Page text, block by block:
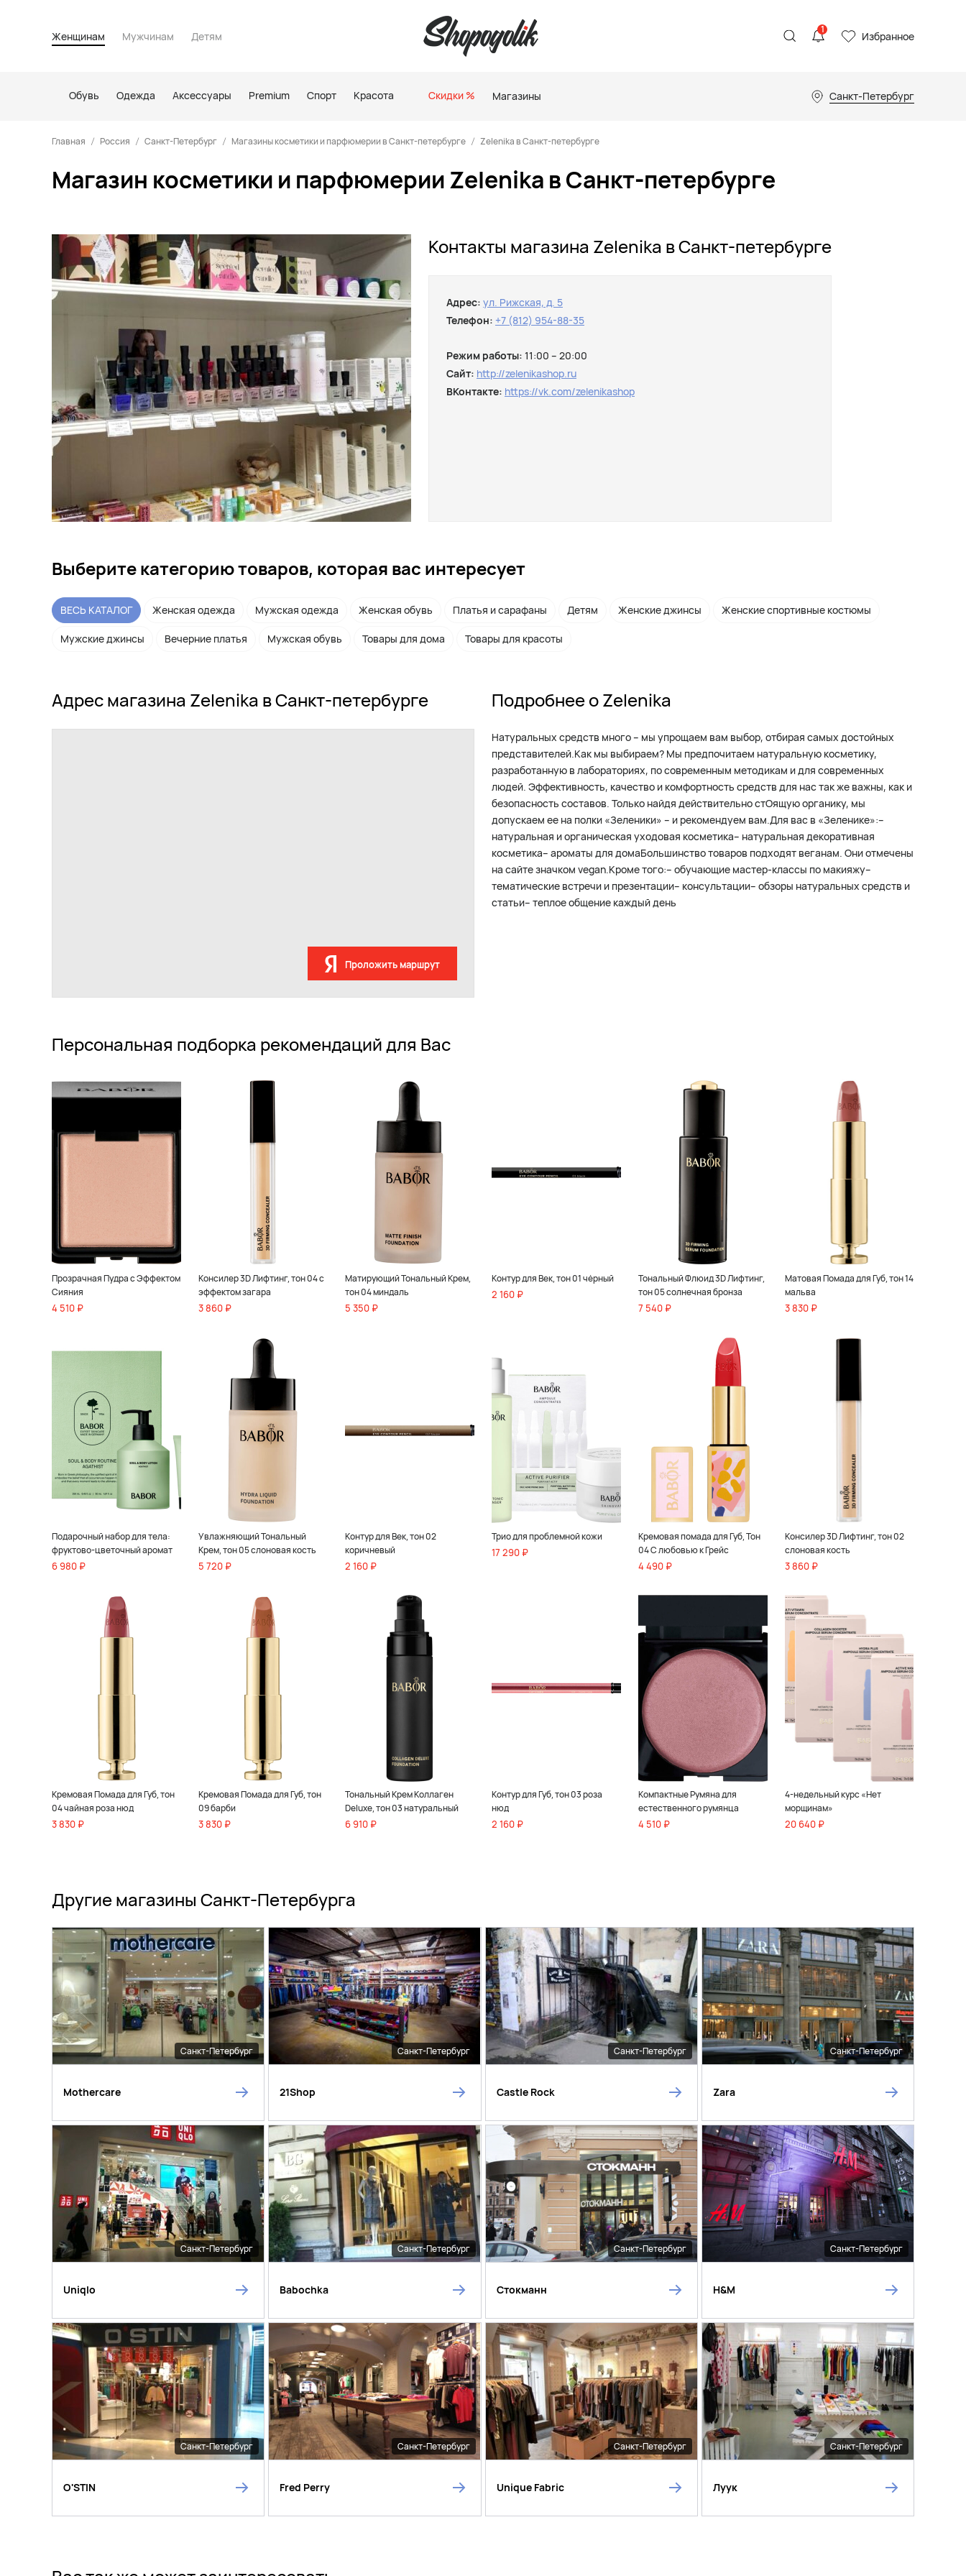
Женщинам Мужчинам Детям
1 Избранное
Обувь Одежда Аксессуары Premium Спорт Красота Скидки % Магазины Санкт-Петербург
Главная Россия Санкт-Петербург Магазины косметики и парфюмерии в Санкт-петербурге Zelenika в Санкт-петербурге
Магазин косметики и парфюмерии Zelenika в Санкт-петербурге
Контакты магазина Zelenika в Санкт-петербурге
Адрес: ул. Рижская, д. 5
Телефон: +7 (812) 954-88-35
Режим работы: 11:00 – 20:00
Сайт: http://zelenikashop.ru
ВКонтакте: https://vk.com/zelenikashop
Выберите категорию товаров, которая вас интересует
ВЕСЬ КАТАЛОГ Женская одежда Мужская одежда Женская обувь Платья и сарафаны Детям Женские джинсы Женские спортивные костюмы
Мужские джинсы Вечерние платья Мужская обувь Товары для дома Товары для красоты
Адрес магазина Zelenika в Санкт-петербурге
Проложить маршрут
Подробнее о Zelenika
Натуральных средств много – мы упрощаем вам выбор, отбирая самых достойных
представителей.Как мы выбираем? Мы предпочитаем натуральную косметику,
разработанную в лабораториях, по современным методикам и для современных
людей. Эффективность, качество и комфортность средств для нас так же важны, как и
безопасность составов. Только найдя действительно стОящую органику, мы
допускаем ее на полки «Зеленики» – и рекомендуем вам.Для вас в «Зеленике»:–
натуральная и органическая уходовая косметика– натуральная декоративная
косметика– ароматы для домаБольшинство товаров подходят веганам. Они отмечены
на сайте значком vegan.Кроме того:– обучающие мастер-классы по макияжу–
тематические встречи и презентации– консультации– обзоры натуральных средств и
статьи– теплое общение каждый день
Персональная подборка рекомендаций для Вас
Прозрачная Пудра с Эффектом
Сияния
4 510 ₽
Консилер 3D Лифтинг, тон 04 с
эффектом загара
3 860 ₽
Матирующий Тональный Крем,
тон 04 миндаль
5 350 ₽
Контур для Век, тон 01 чёрный
2 160 ₽
Тональный Флюид 3D Лифтинг,
тон 05 солнечная бронза
7 540 ₽
Матовая Помада для Губ, тон 14
мальва
3 830 ₽
Подарочный набор для тела:
фруктово-цветочный аромат
6 980 ₽
Увлажняющий Тональный
Крем, тон 05 слоновая кость
5 720 ₽
Контур для Век, тон 02
коричневый
2 160 ₽
Трио для проблемной кожи
17 290 ₽
Кремовая помада для Губ, Тон
04 С любовью к Грейс
4 490 ₽
Консилер 3D Лифтинг, тон 02
слоновая кость
3 860 ₽
Кремовая Помада для Губ, тон
04 чайная роза нюд
3 830 ₽
Кремовая Помада для Губ, тон
09 барби
3 830 ₽
Тональный Крем Коллаген
Deluxe, тон 03 натуральный
6 910 ₽
Контур для Губ, тон 03 роза
нюд
2 160 ₽
Компактные Румяна для
естественного румянца
4 510 ₽
4-недельный курс «Нет
морщинам»
20 640 ₽
Другие магазины Санкт-Петербурга
Санкт-Петербург
Mothercare
Санкт-Петербург
21Shop
Санкт-Петербург
Castle Rock
Санкт-Петербург
Zara
Санкт-Петербург
Uniqlo
Санкт-Петербург
Babochka
Санкт-Петербург
Стокманн
Санкт-Петербург
H&M
Санкт-Петербург
O'STIN
Санкт-Петербург
Fred Perry
Санкт-Петербург
Unique Fabric
Санкт-Петербург
Луук